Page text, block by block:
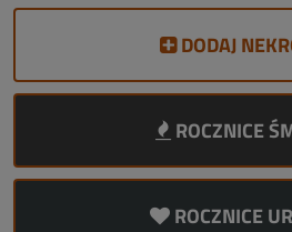
DODAJ
ROCZNICE
ROCZNICE